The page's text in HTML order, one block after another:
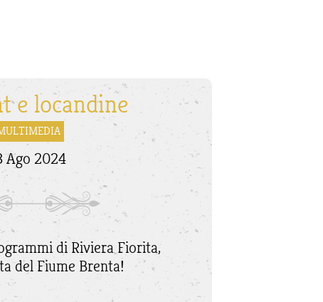
e locandine
Ago 2024
di Riviera Fiorita,
del Fiume Brenta!